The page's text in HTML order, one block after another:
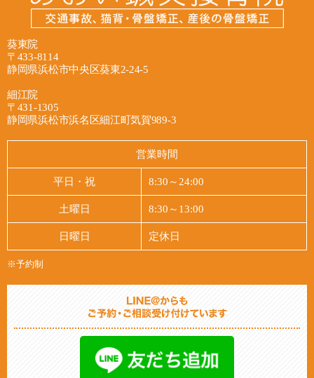
完全予約制で待ち時間なく、平日は夜まで通し営
業しておりますので、お仕事帰りや隙間時間にも
肩のつらさが気になっている方、まずは現在のお
あおい鍼灸接骨院
身体の状態に、ていねいに向き合うことを大切に
しています。一人ひとり症状の出方や経緯は異な
ことを目指してケアを進めてまいります。自賠責
くお話しください。また、保険会社とのやり取り
や手続きに関するご不安にも寄り添い、必要に応
じて弁護士への無料相談へお繋ぎすることもでき
ます。
完全予約制で待ち時間なく、平日は夜まで通し営
業しておりますので、お仕事帰りでも立ち寄りや
あおい鍼灸接骨院
頭痛、めまいといった症状が出てきた、というご
経験をされる方は少なくありません。むち打ち
多いため、「大丈夫だろう」と様子を見ているう
しんどさを、どうかひとりで抱え込まないでいた
当院では、お一人おひとりのお身体の状態をてい
ねいに確認しながら、首や肩まわりのこわばりや
痛みが少しでも和らげられるよう、施術に向き合
っております。自賠責保険が適用となるため、窓
応じて弁護士の無料相談へのご案内も行っており
ます。
「事故から日が経っているけれど相談してもいい
のか」と迷っていらっしゃる方も、どうぞお気軽
2026/07/27
当院は完全な個室ではありませんが、ベッド一つ
気にせずに施術を受けられます^ ^
健康保険での施術、交通事故、労災、自費施、…
状況に合わせて施術を進めていきますのでご相談
ください^ ^
最新情報
あおい鍼灸保険では健康保険、自賠責保険、労災
電話の他、LINEからもお気軽にお問い合わせ頂
けます！
駐車場もあります。
2026/07/09
最新情報
葵東院
〒433-8114
静岡県浜松市中央区葵東2-24-5
細江院
〒431-1305
静岡県浜松市浜名区細江町気賀989-3
営業時間
平日・祝 8:30～24:00
土曜日 8:30～13:00
日曜日 定休日
※予約制